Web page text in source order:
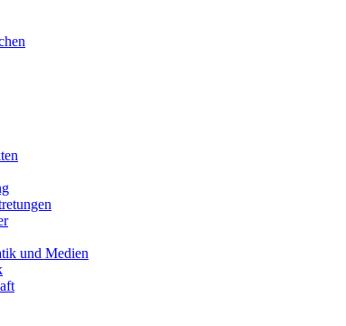
und Medien